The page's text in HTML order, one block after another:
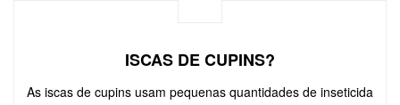
ISCAS DE CUPINS?
As iscas de cupins usam pequenas quantidades de inseticida